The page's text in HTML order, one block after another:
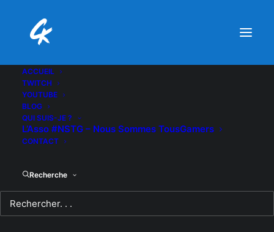
ACCUEIL
TWITCH
YOUTUBE
BLOG
QUI SUIS-JE ?
L’Asso #NSTG – Nous Sommes TousGamers
CONTACT
Recherche